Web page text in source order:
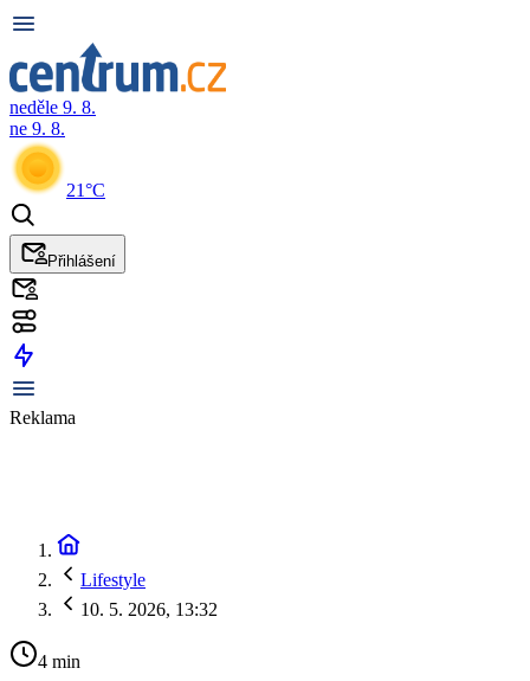
neděle 9. 8.
ne 9. 8.
21°C
Přihlášení
Reklama
Lifestyle
10. 5. 2026, 13:32
4 min